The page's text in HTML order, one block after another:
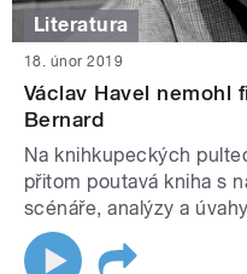
Literatura
18. únor 2019
Václav Havel nemohl
Bernard
Na knihkupeckých
přitom poutavá kniha s
scénáře, analýzy a